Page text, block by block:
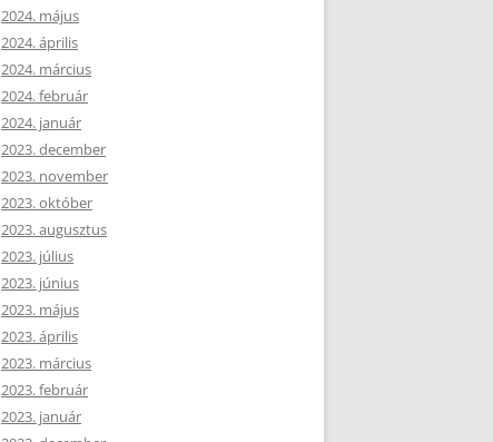
2024. május
2024. április
2024. március
2024. február
2024. január
2023. december
2023. november
2023. október
2023. augusztus
2023. július
2023. június
2023. május
2023. április
2023. március
2023. február
2023. január